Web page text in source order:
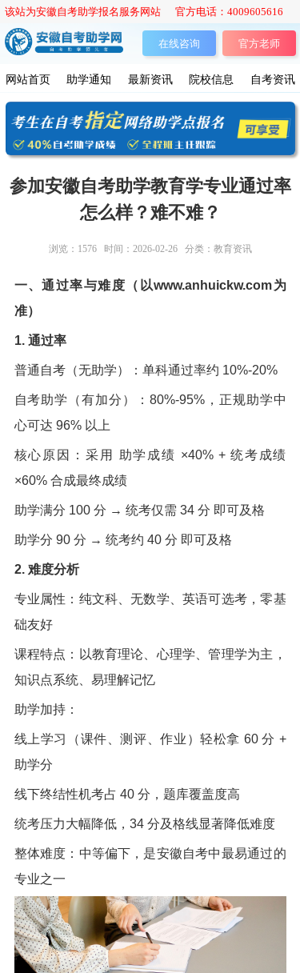
官方老师
网站首页 助学通知 最新资讯 院校信息 自考资讯
该站为安徽自考助学报名服务网站 官方电话：4009605616
在线咨询
参加安徽自考助学教育学专业通过率
怎么样？难不难？
浏览： 1576 时间：2026-02-26 分类：教育资讯
一、通过率与难度（以www.anhuickw.com为
准）
1. 通过率
普通自考（无助学）：单科通过率约 10%-20%
自考助学（有加分）：80%-95%，正规助学中
心可达 96% 以上
核心原因：采用 助学成绩 ×40% + 统考成绩
×60% 合成最终成绩
助学满分 100 分 → 统考仅需 34 分 即可及格
助学分 90 分 → 统考约 40 分 即可及格
2. 难度分析
专业属性：纯文科、无数学、英语可选考，零基
础友好
课程特点：以教育理论、心理学、管理学为主，
知识点系统、易理解记忆
助学加持：
线上学习（课件、测评、作业）轻松拿 60 分 +
助学分
线下终结性机考占 40 分，题库覆盖度高
统考压力大幅降低，34 分及格线显著降低难度
整体难度：中等偏下，是安徽自考中最易通过的
专业之一